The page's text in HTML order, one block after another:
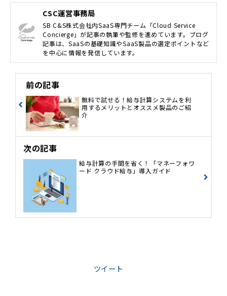
CSC運営事務局
SB C&S株式会社内SaaS専門チーム「Cloud Service
Concierge」が記事の執筆や監修を進めています。ブログ
記事は、SaaSの基礎知識やSaaS製品の選定ポイントなど
を中心に情報を発信しています。
前の記事
無料で試せる！給与計算システムを利
用するメリットとオススメ製品のご紹
介
次の記事
給与計算の手間を省く！「マネーフォワ
ード クラウド給与」導入ガイド
ツイート